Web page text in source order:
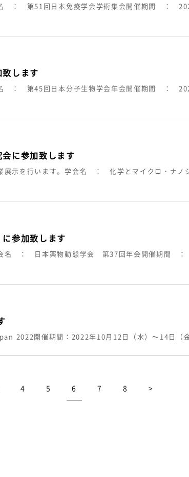
： 第51回日本免疫学会学術集会開催期間 ：
します
： 第45回日本分子生物学会年会開催期間 ：
に参加致します
展示を行います。学会名 ： 化学とマイクロ・
参加致します
名 ： 日本薬物動態学会 第37回年会開催期間
2022開催期間：2022年10月12日（水）～14日（
4 5 6 7 8 >